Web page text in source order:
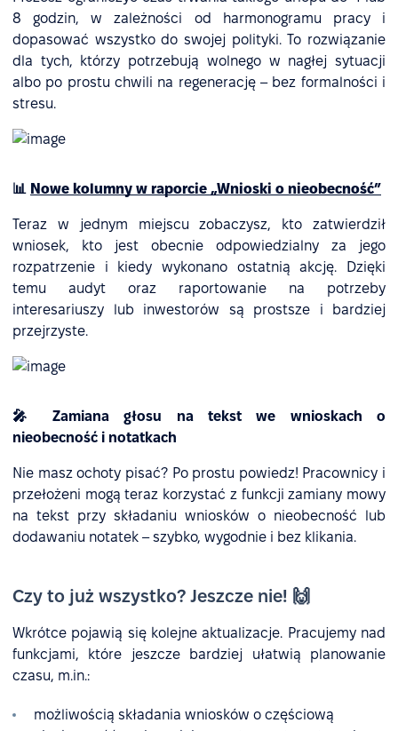
8 godzin, w zależności od harmonogramu pracy i
dopasować wszystko do swojej polityki. To rozwiązanie
dla tych, którzy potrzebują wolnego w nagłej sytuacji
albo po prostu chwili na regenerację – bez formalności i
stresu.
📊 Nowe kolumny w raporcie „Wnioski o nieobecność”
Teraz w jednym miejscu zobaczysz, kto zatwierdził
wniosek, kto jest obecnie odpowiedzialny za jego
rozpatrzenie i kiedy wykonano ostatnią akcję. Dzięki
temu audyt oraz raportowanie na potrzeby
interesariuszy lub inwestorów są prostsze i bardziej
przejrzyste.
🎤 Zamiana głosu na tekst we wnioskach o
nieobecność i notatkach
Nie masz ochoty pisać? Po prostu powiedz! Pracownicy i
przełożeni mogą teraz korzystać z funkcji zamiany mowy
na tekst przy składaniu wniosków o nieobecność lub
dodawaniu notatek – szybko, wygodnie i bez klikania.
Czy to już wszystko? Jeszcze nie! 🙌
Wkrótce pojawią się kolejne aktualizacje. Pracujemy nad
funkcjami, które jeszcze bardziej ułatwią planowanie
czasu, m.in.:
możliwością składania wniosków o częściową